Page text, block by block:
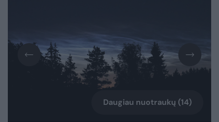
Daugiau nuotraukų (14)